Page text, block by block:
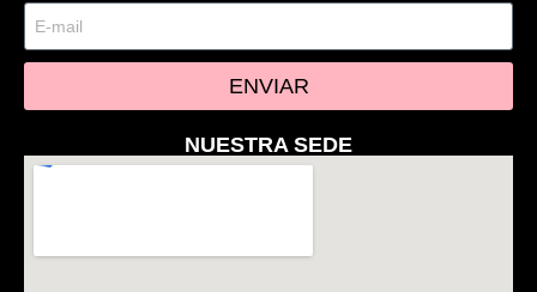
ENVIAR
NUESTRA SEDE